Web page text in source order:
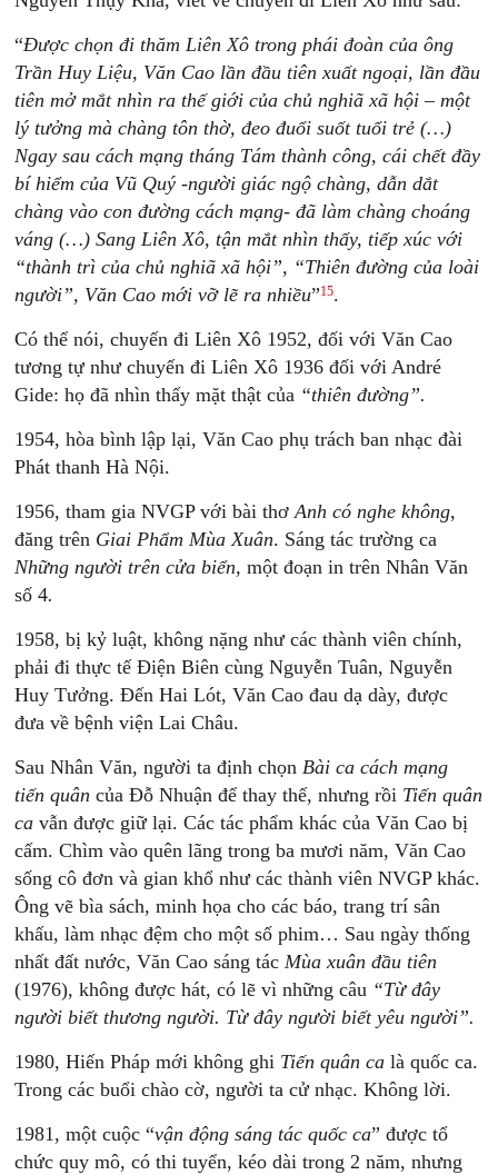
“Được chọn đi thăm Liên Xô trong phái đoàn của ông
Trần Huy Liệu, Văn Cao lần đầu tiên xuất ngoại, lần đầu
tiên mở mắt nhìn ra thế giới của chủ nghiã xã hội – một
lý tưởng mà chàng tôn thờ, đeo đuổi suốt tuổi trẻ (…)
Ngay sau cách mạng tháng Tám thành công, cái chết đầy
bí hiểm của Vũ Quý -người giác ngộ chàng, dẫn dắt
chàng vào con đường cách mạng- đã làm chàng choáng
váng (…) Sang Liên Xô, tận mắt nhìn thấy, tiếp xúc với
“thành trì của chủ nghiã xã hội”, “Thiên đường của loài
người”, Văn Cao mới vỡ lẽ ra nhiều”15.
Có thể nói, chuyến đi Liên Xô 1952, đối với Văn Cao
tương tự như chuyến đi Liên Xô 1936 đối với André
Gide: họ đã nhìn thấy mặt thật của “thiên đường”.
1954, hòa bình lập lại, Văn Cao phụ trách ban nhạc đài
Phát thanh Hà Nội.
1956, tham gia NVGP với bài thơAnh có nghe không,
đăng trên Giai Phẩm Mùa Xuân. Sáng tác trường ca
Những người trên cửa biển, một đoạn in trên Nhân Văn
số 4.
1958, bị kỷ luật, không nặng như các thành viên chính,
phải đi thực tế Điện Biên cùng Nguyễn Tuân, Nguyễn
Huy Tưởng. Đến Hai Lót, Văn Cao đau dạ dày, được
đưa về bệnh viện Lai Châu.
Sau Nhân Văn, người ta định chọnBài ca cách mạng
tiến quân của Đỗ Nhuận để thay thế, nhưng rồi Tiến quân
ca vẫn được giữ lại. Các tác phẩm khác của Văn Cao bị
cấm. Chìm vào quên lãng trong ba mươi năm, Văn Cao
sống cô đơn và gian khổ như các thành viên NVGP khác.
Ông vẽ bìa sách, minh họa cho các báo, trang trí sân
khấu, làm nhạc đệm cho một số phim… Sau ngày thống
nhất đất nước, Văn Cao sáng tácMùa xuân đầu tiên
(1976), không được hát, có lẽ vì những câu “Từ đây
người biết thương người. Từ đây người biết yêu người”.
1980, Hiến Pháp mới không ghi Tiến quân ca là quốc ca.
Trong các buổi chào cờ, người ta cử nhạc. Không lời.
1981, một cuộc “vận động sáng tác quốc ca” được tổ
chức quy mô, có thi tuyển, kéo dài trong 2 năm, nhưng